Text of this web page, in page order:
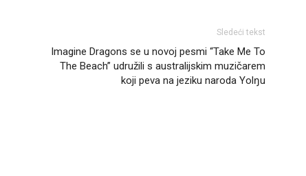
Sledeći tekst
Imagine Dragons se u novoj pesmi “Take Me To
The Beach” udružili s australijskim muzičarem
koji peva na jeziku naroda Yolŋu